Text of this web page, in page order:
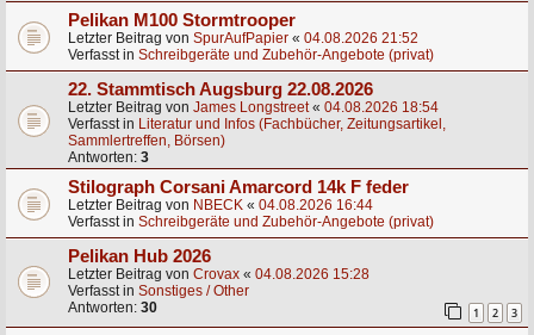
Pelikan M100 Stormtrooper
Letzter Beitrag von SpurAufPapier « 04.08.2026 21:52
Verfasst in Schreibgeräte und Zubehör-Angebote (privat)
22. Stammtisch Augsburg 22.08.2026
Letzter Beitrag von James Longstreet« 04.08.2026 18:54
Verfasst in Literatur und Infos (Fachbücher, Zeitungsartikel,
Sammlertreffen, Börsen)
Antworten: 3
Stilograph Corsani Amarcord 14k F feder
Letzter Beitrag von NBECK « 04.08.2026 16:44
Verfasst in Schreibgeräte und Zubehör-Angebote (privat)
Pelikan Hub 2026
Letzter Beitrag von Crovax « 04.08.2026 15:28
Verfasst in Sonstiges / Other
Antworten: 30 1 2 3